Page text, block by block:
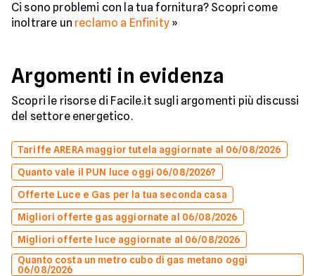
Ci sono problemi con la tua fornitura? Scopri come
inoltrare un reclamo a Enfinity»
Argomenti in evidenza
Scopri le risorse di Facile.it sugli argomenti più discussi
del settore energetico.
Tariffe ARERA maggior tutela aggiornate al 06/08/2026
Quanto vale il PUN luce oggi 06/08/2026?
Offerte Luce e Gas per la tua seconda casa
Migliori offerte gas aggiornate al 06/08/2026
Migliori offerte luce aggiornate al 06/08/2026
Quanto costa un metro cubo di gas metano oggi
06/08/2026